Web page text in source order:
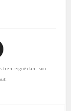
renseigné dans son